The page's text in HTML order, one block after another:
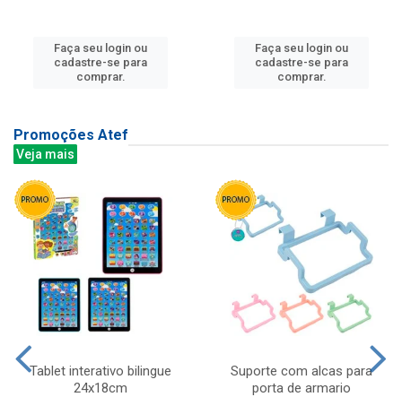
Faça seu login ou
cadastre-se para
comprar.
Faça seu login ou
cadastre-se para
comprar.
Promoções Atef
Veja mais
Tablet interativo bilingue
24x18cm
Suporte com alcas para
porta de armario